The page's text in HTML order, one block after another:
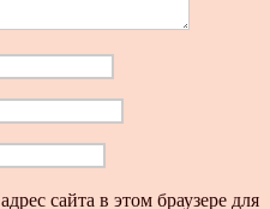
сайта в этом браузере для